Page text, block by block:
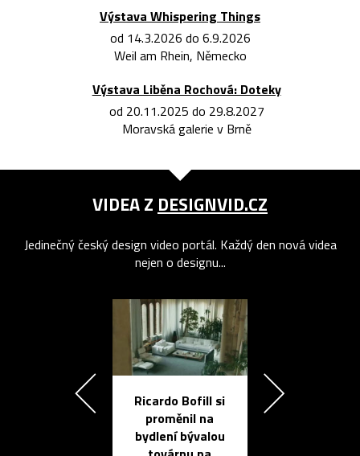
Výstava Whispering Things
od 14.3.2026 do 6.9.2026
Weil am Rhein, Německo
Výstava Liběna Rochová: Doteky
od 20.11.2025 do 29.8.2027
Moravská galerie v Brně
VIDEA Z DESIGNVID.CZ
Jedinečný český design video portál. Každý den nová videa
nejen o designu...
Ricardo Bofill si
proměnil na
bydlení bývalou